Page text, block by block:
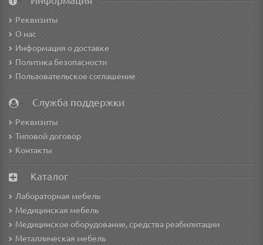
Реквизиты
О нас
Информация о доставке
Политика безопасности
Пользовательское соглашение
Служба поддержки
Реквизиты
Типовой договор
Контакты
Каталог
Лабораторная мебель
Медицинская мебель
Медицинское оборудование, средства реабилитации
Металлическая мебель